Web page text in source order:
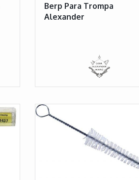
Berp Para Trompa
Alexander